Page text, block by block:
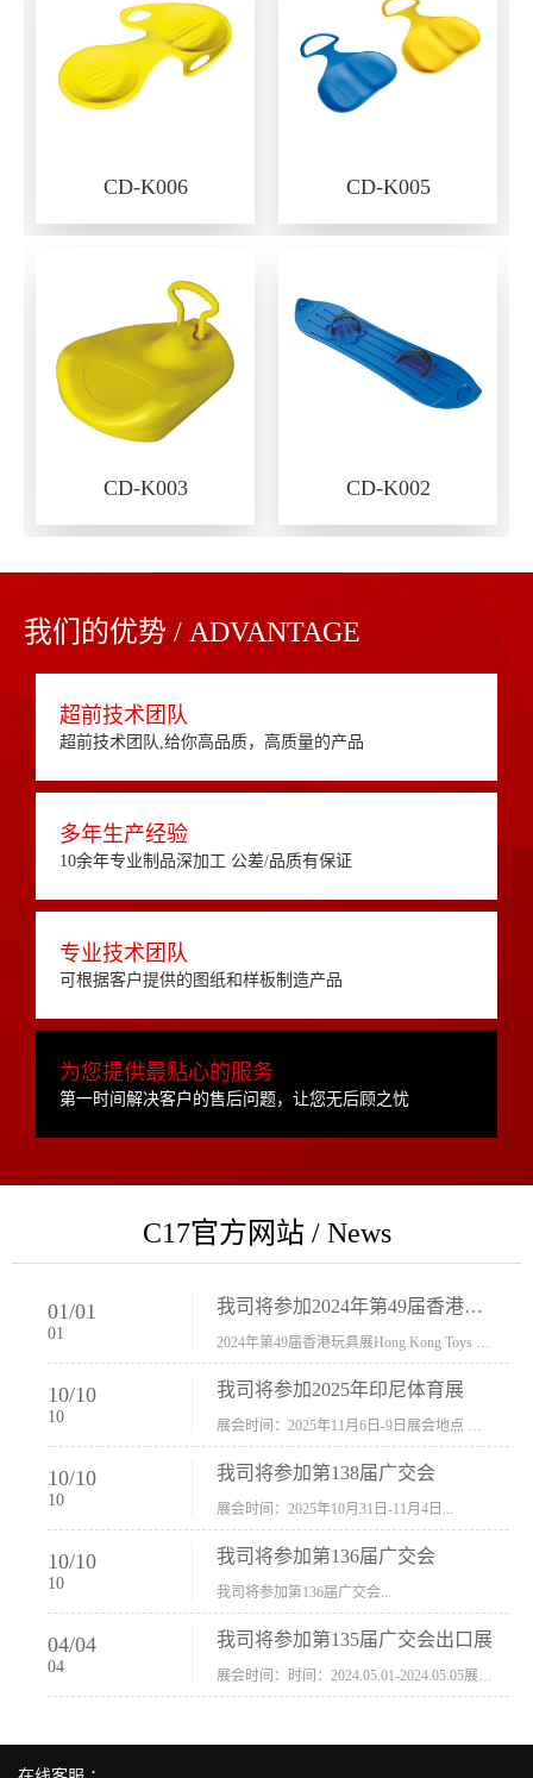
CD-K006 CD-K005
CD-K003 CD-K002
我们的优势 / ADVANTAGE
超前技术团队
超前技术团队,给你高品质，高质量的产品
多年生产经验
10余年专业制品深加工 公差/品质有保证
专业技术团队
可根据客户提供的图纸和样板制造产品
为您提供最贴心的服务
第一时间解决客户的售后问题，让您无后顾之忧
C17官方网站 / News
01/01
01
我司将参加2024年第49届香港玩具展Hong Kong Toys & Games Fair 欢迎新···
10/10
10
我司将参加2025年印尼体育展
10/10
10
我司将参加第138届广交会
展会时间：2025年10月31日-11月4日...
10/10
10
我司将参加第136届广交会
我司将参加第136届广交会...
04/04
04
我司将参加第135届广交会出口展
展会时间：时间：2024.05.01-2024.05.05展会地址：中国进出口商品交易会展馆福建康莱宝公司展位号12.1G37-38、H11-12，浙江康莱宝展位号17.1B23-24、C19-20...